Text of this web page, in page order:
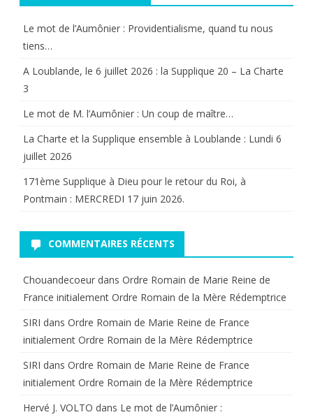
Le mot de l’Aumônier : Providentialisme, quand tu nous
tiens…
A Loublande, le 6 juillet 2026 : la Supplique 20 – La Charte
3
Le mot de M. l’Aumônier : Un coup de maître…
La Charte et la Supplique ensemble à Loublande : Lundi 6
juillet 2026
171ème Supplique à Dieu pour le retour du Roi, à
Pontmain : MERCREDI 17 juin 2026.
COMMENTAIRES RÉCENTS
Chouandecoeur dans Ordre Romain de Marie Reine de
France initialement Ordre Romain de la Mère Rédemptrice
SIRI dans Ordre Romain de Marie Reine de France
initialement Ordre Romain de la Mère Rédemptrice
SIRI dans Ordre Romain de Marie Reine de France
initialement Ordre Romain de la Mère Rédemptrice
Hervé J. VOLTO dans Le mot de l’Aumônier :